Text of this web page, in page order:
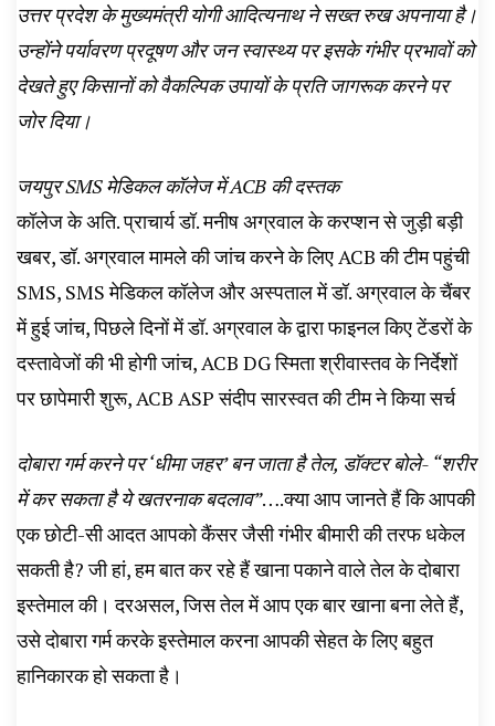
उत्तर प्रदेश के मुख्यमंत्री योगी आदित्यनाथ ने सख्त रुख अपनाया है।
उन्होंने पर्यावरण प्रदूषण और जन स्वास्थ्य पर इसके गंभीर प्रभावों को
देखते हुए किसानों को वैकल्पिक उपायों के प्रति जागरूक करने पर
जोर दिया।
जयपुर SMS मेडिकल कॉलेज में ACB की दस्तक
कॉलेज के अति. प्राचार्य डॉ. मनीष अग्रवाल के करप्शन से जुड़ी बड़ी
खबर, डॉ. अग्रवाल मामले की जांच करने के लिए ACB की टीम पहुंची
SMS, SMS मेडिकल कॉलेज और अस्पताल में डॉ. अग्रवाल के चैंबर
में हुई जांच, पिछले दिनों में डॉ. अग्रवाल के द्वारा फाइनल किए टेंडरों के
दस्तावेजों की भी होगी जांच, ACB DG स्मिता श्रीवास्तव के निर्देशों
पर छापेमारी शुरू, ACB ASP संदीप सारस्वत की टीम ने किया सर्च
दोबारा गर्म करने पर ‘धीमा जहर’ बन जाता है तेल, डॉक्टर बोले- “शरीर
में कर सकता है ये खतरनाक बदलाव”….क्या आप जानते हैं कि आपकी
एक छोटी-सी आदत आपको कैंसर जैसी गंभीर बीमारी की तरफ धकेल
सकती है? जी हां, हम बात कर रहे हैं खाना पकाने वाले तेल के दोबारा
इस्तेमाल की। दरअसल, जिस तेल में आप एक बार खाना बना लेते हैं,
उसे दोबारा गर्म करके इस्तेमाल करना आपकी सेहत के लिए बहुत
हानिकारक हो सकता है।